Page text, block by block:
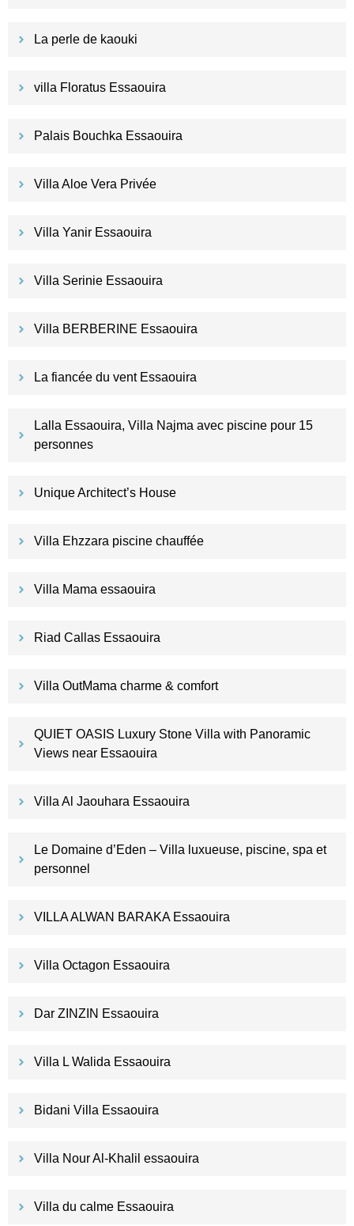
La perle de kaouki
villa Floratus Essaouira
Palais Bouchka Essaouira
Villa Aloe Vera Privée
Villa Yanir Essaouira
Villa Serinie Essaouira
Villa BERBERINE Essaouira
La fiancée du vent Essaouira
Lalla Essaouira, Villa Najma avec piscine pour 15
personnes
Unique Architect’s House
Villa Ehzzara piscine chauffée
Villa Mama essaouira
Riad Callas Essaouira
Villa OutMama charme & comfort
QUIET OASIS Luxury Stone Villa with Panoramic
Views near Essaouira
Villa Al Jaouhara Essaouira
Le Domaine d’Eden – Villa luxueuse, piscine, spa et
personnel
VILLA ALWAN BARAKA Essaouira
Villa Octagon Essaouira
Dar ZINZIN Essaouira
Villa L Walida Essaouira
Bidani Villa Essaouira
Villa Nour Al-Khalil essaouira
Villa du calme Essaouira